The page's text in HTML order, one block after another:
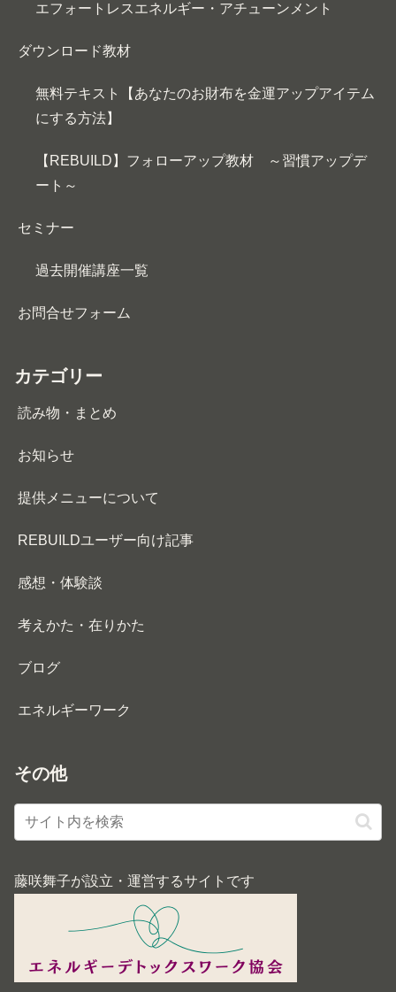
エフォートレスエネルギー・アチューンメント
ダウンロード教材
無料テキスト【あなたのお財布を金運アップアイテム
にする方法】
【REBUILD】フォローアップ教材 ～習慣アップデ
ート～
セミナー
過去開催講座一覧
お問合せフォーム
カテゴリー
読み物・まとめ
お知らせ
提供メニューについて
REBUILDユーザー向け記事
感想・体験談
考えかた・在りかた
ブログ
エネルギーワーク
その他
藤咲舞子が設立・運営するサイトです